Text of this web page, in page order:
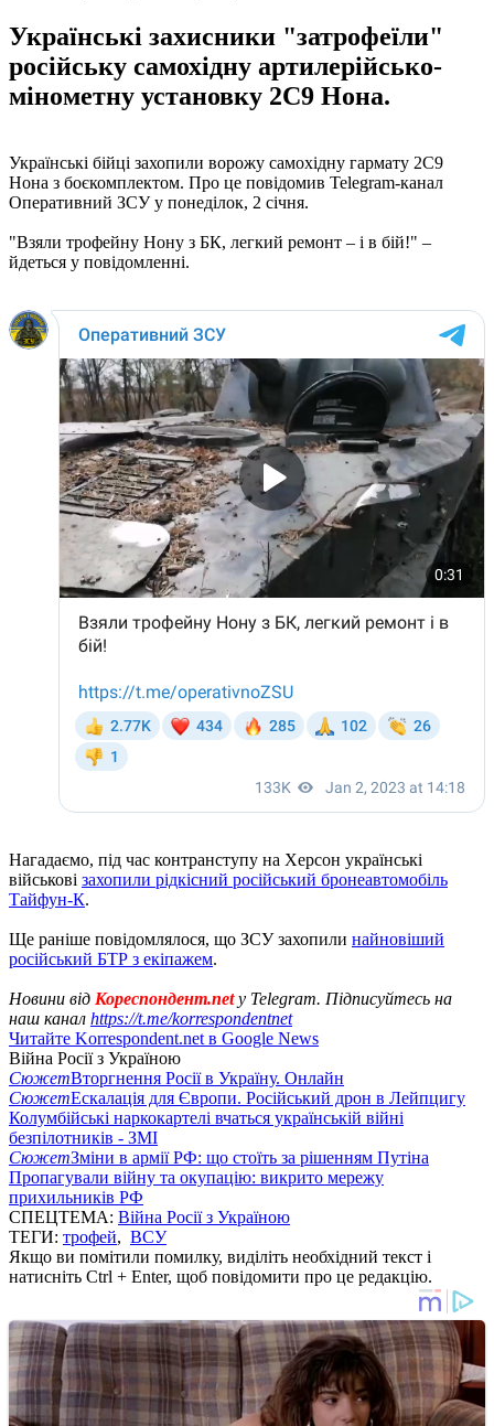
Українські захисники "затрофеїли"
російську самохідну артилерійсько-
мінометну установку 2С9 Нона.
Українські бійці захопили ворожу самохідну гармату 2С9
Нона з боєкомплектом. Про це повідомив Telegram-канал
Оперативний ЗСУ у понеділок, 2 січня.
"Взяли трофейну Нону з БК, легкий ремонт – і в бій!" –
йдеться у повідомленні.
Нагадаємо, під час контранступу на Херсон українські
військові захопили рідкісний російський бронеавтомобіль
Тайфун-К.
Ще раніше повідомлялося, що ЗСУ захопили найновіший
російський БТР з екіпажем.
Новини від Кореспондент.netу Telegram. Підписуйтесь на
наш канал https://t.me/korrespondentnet
Читайте Korrespondent.net в Google News
Війна Росії з Україною
СюжетВторгнення Росії в Україну. Онлайн
СюжетЕскалація для Європи. Російський дрон в Лейпцигу
Колумбійські наркокартелі вчаться українській війні
безпілотників - ЗМІ
СюжетЗміни в армії РФ: що стоїть за рішенням Путіна
Пропагували війну та окупацію: викрито мережу
прихильників РФ
СПЕЦТЕМА: Війна Росії з Україною
ТЕГИ: трофей, ВСУ
Якщо ви помітили помилку, виділіть необхідний текст і
натисніть Ctrl + Enter, щоб повідомити про це редакцію.